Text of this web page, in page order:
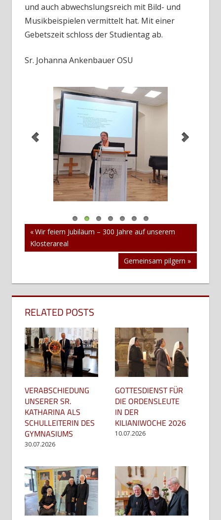
und auch abwechslungsreich mit Bild- und
Musikbeispielen vermittelt hat. Mit einer
Gebetszeit schloss der Studientag ab.
Sr. Johanna Ankenbauer OSU
Beitragsnavigation
Vorheriger
Beitrag:
Wir feiern Jubiläum – 300 Jahre auf unserem
Klosterareal
Nächster
Gemeinsam pilgern
RELATED POSTS
VERABSCHIEDUNG
UNSERER SR.
KATHARINA ALS
SCHULLEITERIN DES
GYMNASIUMS
30.07.2026
GOTTESDIENST FÜR
DIE ORDENSLEUTE
IN DER
KILIANIWOCHE 2026
10.07.2026